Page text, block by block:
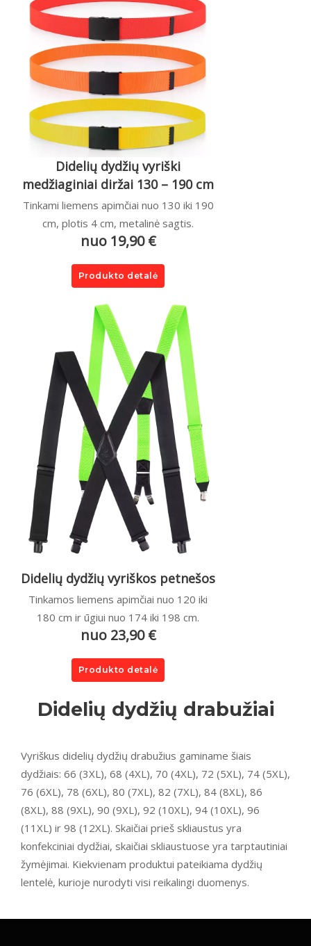
Didelių dydžių vyriški
medžiaginiai diržai 130 – 190 cm
Tinkami liemens apimčiai nuo 130 iki 190
cm, plotis 4 cm, metalinė sagtis.
nuo 19,90 €
Produkto detalė
Didelių dydžių vyriškos petnešos
Tinkamos liemens apimčiai nuo 120 iki
180 cm ir ūgiui nuo 174 iki 198 cm.
nuo 23,90 €
Produkto detalė
Didelių dydžių drabužiai
Vyriškus didelių dydžių drabužius gaminame šiais
dydžiais: 66 (3XL), 68 (4XL), 70 (4XL), 72 (5XL), 74 (5XL),
76 (6XL), 78 (6XL), 80 (7XL), 82 (7XL), 84 (8XL), 86
(8XL), 88 (9XL), 90 (9XL), 92 (10XL), 94 (10XL), 96
(11XL) ir 98 (12XL). Skaičiai prieš skliaustus yra
konfekciniai dydžiai, skaičiai skliaustuose yra tarptautiniai
žymėjimai. Kiekvienam produktui pateikiama dydžių
lentelė, kurioje nurodyti visi reikalingi duomenys.